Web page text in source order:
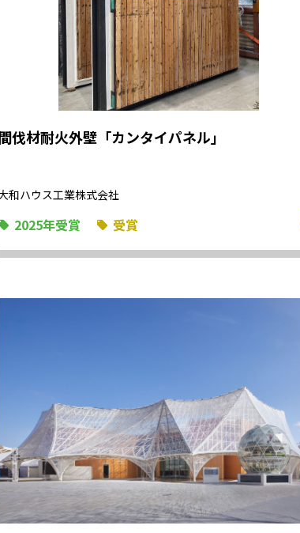
伐材耐火外壁「カンタイパネル」
和ハウス工業株式会社
2025年受賞 受賞